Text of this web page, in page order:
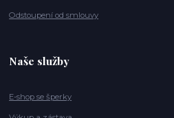
Odstoupení od smlouvy
Naše služby
E-shop se šperky